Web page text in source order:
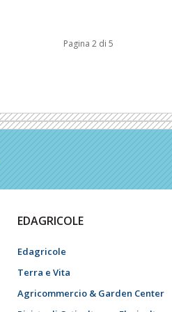
Pagina 2 di 5
EDAGRICOLE
Edagricole
Terra e Vita
Agricommercio & Garden Center